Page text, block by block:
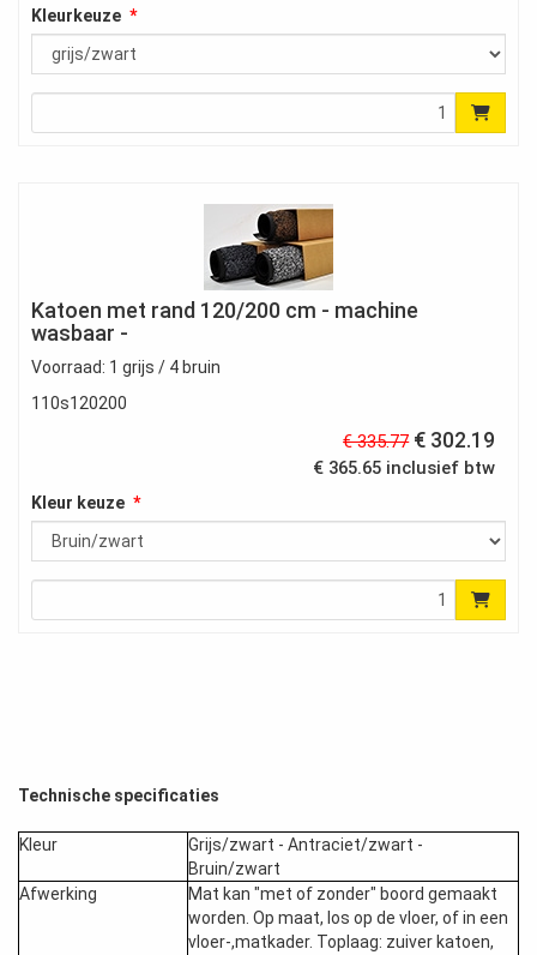
Kleurkeuze
Katoen met rand 120/200 cm - machine
wasbaar -
Voorraad: 1 grijs / 4 bruin
110s120200
€ 335.77€ 302.19
€ 365.65 inclusief btw
Kleur keuze
Technische specificaties
Kleur
Grijs/zwart - Antraciet/zwart -
Bruin/zwart
Afwerking
Mat kan "met of zonder" boord gemaakt
worden. Op maat, los op de vloer, of in een
vloer-,matkader. Toplaag: zuiver katoen,